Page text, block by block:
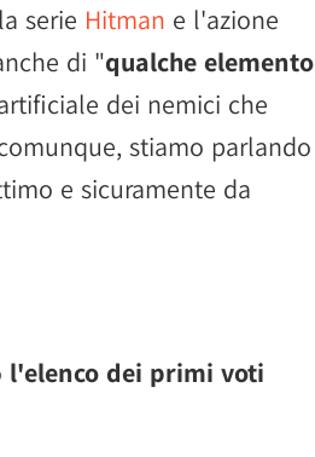
serie Hitman e l'azione
di "qualche elemento
dei nemici che
stiamo parlando
e sicuramente da
l'elenco dei primi voti